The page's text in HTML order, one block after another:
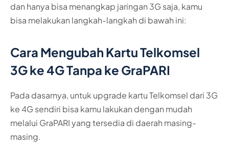
dan hanya bisa menangkap jaringan 3G saja, kamu
bisa melakukan langkah-langkah di bawah ini:
Cara Mengubah Kartu Telkomsel
3G ke 4G Tanpa ke GraPARI
Pada dasarnya, untuk upgrade kartu Telkomsel dari 3G
ke 4G sendiri bisa kamu lakukan dengan mudah
melalui GraPARI yang tersedia di daerah masing-
masing.